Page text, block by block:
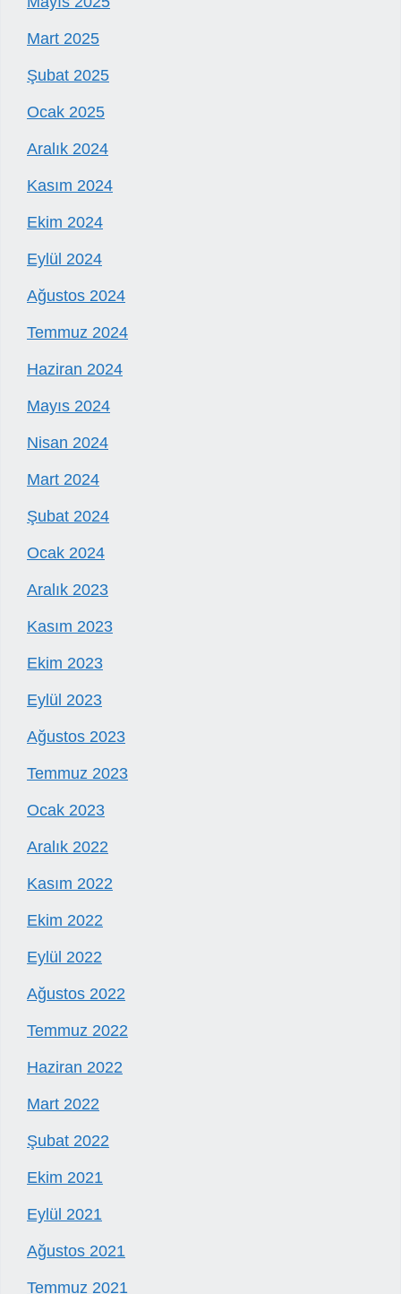
Mart 2025
Şubat 2025
Ocak 2025
Aralık 2024
Kasım 2024
Ekim 2024
Eylül 2024
Ağustos 2024
Temmuz 2024
Haziran 2024
Mayıs 2024
Nisan 2024
Mart 2024
Şubat 2024
Ocak 2024
Aralık 2023
Kasım 2023
Ekim 2023
Eylül 2023
Ağustos 2023
Temmuz 2023
Ocak 2023
Aralık 2022
Kasım 2022
Ekim 2022
Eylül 2022
Ağustos 2022
Temmuz 2022
Haziran 2022
Mart 2022
Şubat 2022
Ekim 2021
Eylül 2021
Ağustos 2021
Temmuz 2021